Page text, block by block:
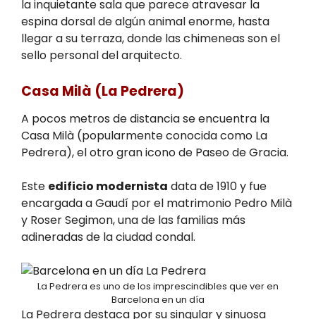
la inquietante sala que parece atravesar la
espina dorsal de algún animal enorme, hasta
llegar a su terraza, donde las chimeneas son el
sello personal del arquitecto.
Casa Milà (La Pedrera)
A pocos metros de distancia se encuentra la
Casa Milà (popularmente conocida como La
Pedrera), el otro gran icono de Paseo de Gracia.
Este edificio modernista data de 1910 y fue
encargada a Gaudí por el matrimonio Pedro Milà
y Roser Segimon, una de las familias más
adineradas de la ciudad condal.
La Pedrera es uno de los imprescindibles que ver en
Barcelona en un día
La Pedrera destaca por su singular y sinuosa